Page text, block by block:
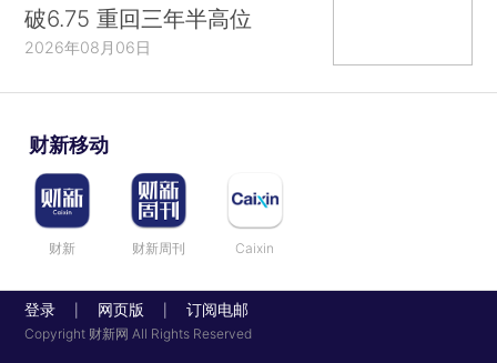
破6.75 重回三年半高位
2026年08月06日
财新移动
财新 财新周刊 Caixin
登录 网页版 订阅电邮
Copyright 财新网 All Rights Reserved